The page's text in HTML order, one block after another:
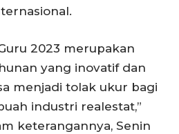
2023 merupakan
yang inovatif dan
menjadi tolak ukur bagi
industri realestat,”
keterangannya, Senin